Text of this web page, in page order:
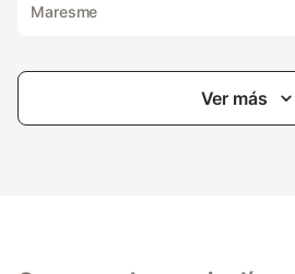
Maresme
Ver más